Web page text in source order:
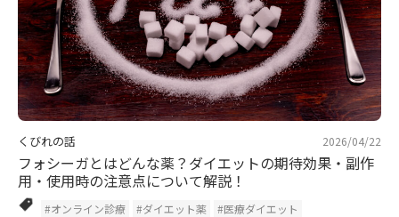
くびれの話 2026/04/22
フォシーガとはどんな薬？ダイエットの期待効果・副作
用・使用時の注意点について解説！
#オンライン診療 #ダイエット薬
#医療ダイエット